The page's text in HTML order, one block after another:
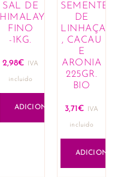
SAL DE
HIMALAYA
FINO
-1KG.
2,98€ IVA
incluido
ADICIONAR
SEMENTES
DE
LINHAÇA
, CACAU
E
ARONIA
225GR.
BIO
3,71€ IVA
incluido
ADICIONAR